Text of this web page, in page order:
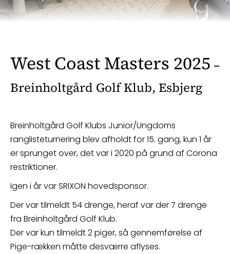
West Coast Masters 2025 –
Breinholtgård Golf Klub, Esbjerg
Breinholtgård Golf Klubs Junior/Ungdoms
ranglisteturnering blev afholdt for 15. gang, kun 1 år
er sprunget over, det var i 2020 på grund af Corona
restriktioner.
Igen i år var SRIXON hovedsponsor.
Der var tilmeldt 54 drenge, heraf var der 7 drenge
fra Breinholtgård Golf Klub.
Der var kun tilmeldt 2 piger, så gennemførelse af
Pige-rækken måtte desværre aflyses.